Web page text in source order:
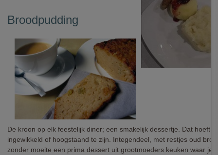
Broodpudding
De kroon op elk feestelijk diner; een smakelijk dessertje. Dat hoeft
ingewikkeld of hoogstaand te zijn. Integendeel, met restjes oud
zonder moeite een prima dessert uit grootmoeders keuken waar je